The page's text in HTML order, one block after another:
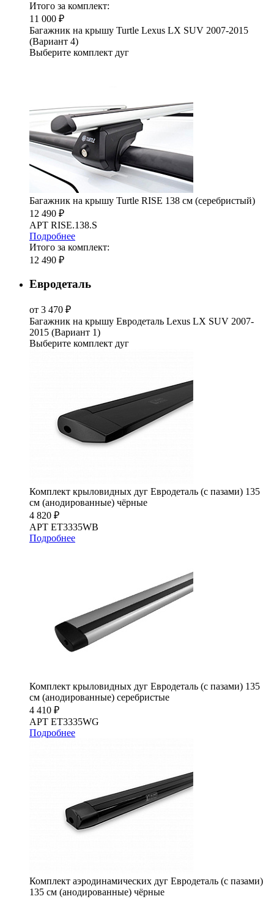
Итого за комплект:
11 000 ₽
Багажник на крышу Turtle Lexus LX SUV 2007-2015
(Вариант 4)
Выберите комплект дуг
Багажник на крышу Turtle RISE 138 см (серебристый)
12 490 ₽
АРТ RISE.138.S
Подробнее
Итого за комплект:
12 490 ₽
Евродеталь
от 3 470 ₽
Багажник на крышу Евродеталь Lexus LX SUV 2007-
2015 (Вариант 1)
Выберите комплект дуг
Комплект крыловидных дуг Евродеталь (с пазами) 135
см (анодированные) чёрные
4 820 ₽
АРТ ET3335WB
Подробнее
Комплект крыловидных дуг Евродеталь (с пазами) 135
см (анодированные) серебристые
4 410 ₽
АРТ ET3335WG
Подробнее
Комплект аэродинамических дуг Евродеталь (с пазами)
135 см (анодированные) чёрные